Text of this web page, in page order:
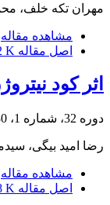
مهران تکه خلف،
مشاهده مقاله
اصل مقاله K
اثر کود
دوره 32، شماره 1، 1380
رضا امید بیگی،
مشاهده مقاله
اصل مقاله K